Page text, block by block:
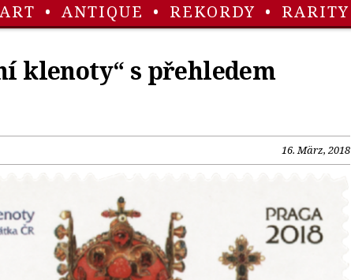
ART • ANTIQUE • REKORDY • RARITY
klenoty“ s přehledem
16. März, 2018